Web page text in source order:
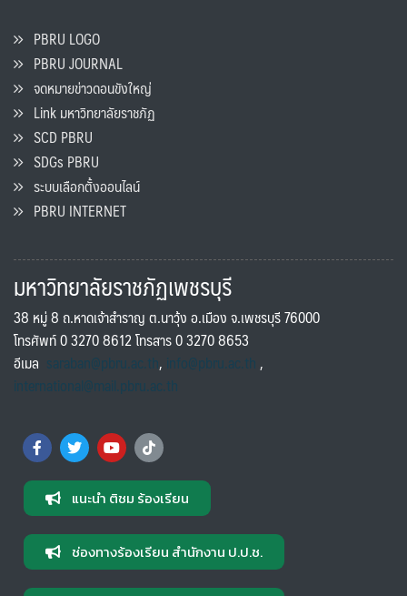
PBRU LOGO
PBRU JOURNAL
จดหมายข่าวดอนขังใหญ่
Link มหาวิทยาลัยราชภัฏ
SCD PBRU
SDGs PBRU
ระบบเลือกตั้งออนไลน์
PBRU INTERNET
มหาวิทยาลัยราชภัฏเพชรบุรี
38 หมู่ 8 ถ.หาดเจ้าสำราญ ต.นาวุ้ง อ.เมือง จ.เพชรบุรี 76000
โทรศัพท์ 0 3270 8612 โทรสาร 0 3270 8653
อีเมล saraban@pbru.ac.th, info@pbru.ac.th,
international@mail.pbru.ac.th
แนะนำ ติชม ร้องเรียน
ช่องทางร้องเรียน สำนักงาน ป.ป.ช.